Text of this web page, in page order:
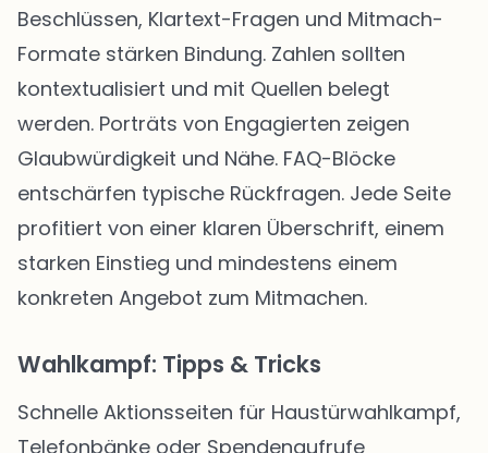
Beschlüssen, Klartext-Fragen und Mitmach-
Formate stärken Bindung. Zahlen sollten
kontextualisiert und mit Quellen belegt
werden. Porträts von Engagierten zeigen
Glaubwürdigkeit und Nähe. FAQ-Blöcke
entschärfen typische Rückfragen. Jede Seite
profitiert von einer klaren Überschrift, einem
starken Einstieg und mindestens einem
konkreten Angebot zum Mitmachen.
Wahlkampf: Tipps & Tricks
Schnelle Aktionsseiten für Haustürwahlkampf,
Telefonbänke oder Spendenaufrufe